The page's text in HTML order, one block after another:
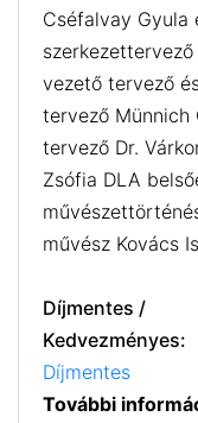
Cséfalvay Gyula
vezető tervező
tervező Münnich
tervező Dr.
Zsófia DLA
művész Kovács
Díjmentes /
Kedvezményes:
Díjmentes
További